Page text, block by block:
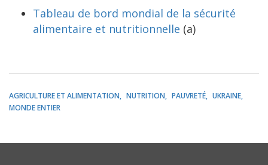
Tableau de bord mondial de la sécurité
alimentaire et nutritionnelle (a)
AGRICULTURE ET ALIMENTATION NUTRITION PAUVRETÉ
UKRAINE
MONDE ENTIER